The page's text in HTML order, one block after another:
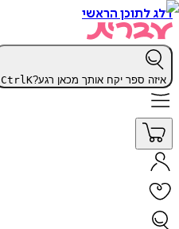
דלג לתוכן הראשי
איזה ספר יקח אותך מכאן רגע? CtrlK